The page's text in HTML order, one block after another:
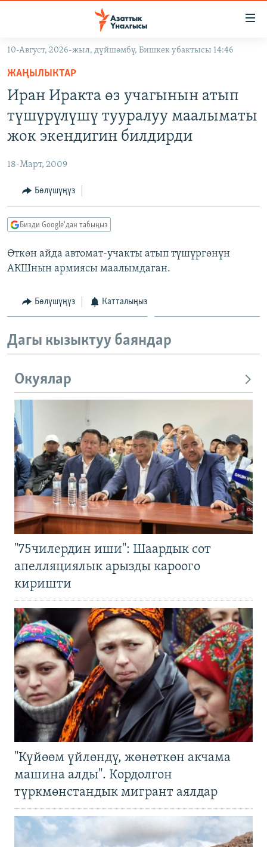
Навигацияга
өтүңүз
Издөөгө
салыңызКЫРГЫЗСТАН
МАДАНИЯТ
ДҮЙНӨ
УКРАИНА
ТВ ПРОГРАММАЛАР
БҮГҮН АЗАТТЫКТА
ДАНИСТЕ
АЗАТТЫК+
ПОДКАСТ
ОНЛАЙН ШЕРИНЕ
10-Август, 2026-жыл, дүйшөмбү, Бишкек убактысы 14:46
ЖАҢЫЛЫКТАР
Иран Иракта өз учагынын атып
түшүрүлүшү тууралуу маалыматы
жок экендигин билдирди
18-Март, 2009
Бөлүшүңүз
Бизди Google'дан табыңыз
Өткөн айда автомат-учакты атып түшүргөнүн
АКШнын армиясы маалымдаган.
Бөлүшүңүз Катталыңыз
Дагы кызыктуу баяндар
Окуялар
"75чилердин иши": Шаардык сот
апелляциялык арызды кароого
киришти
"Күйөөм үйлөндү, жөнөткөн акчама
машина алды". Кордолгон
түркмөнстандык мигрант аялдар